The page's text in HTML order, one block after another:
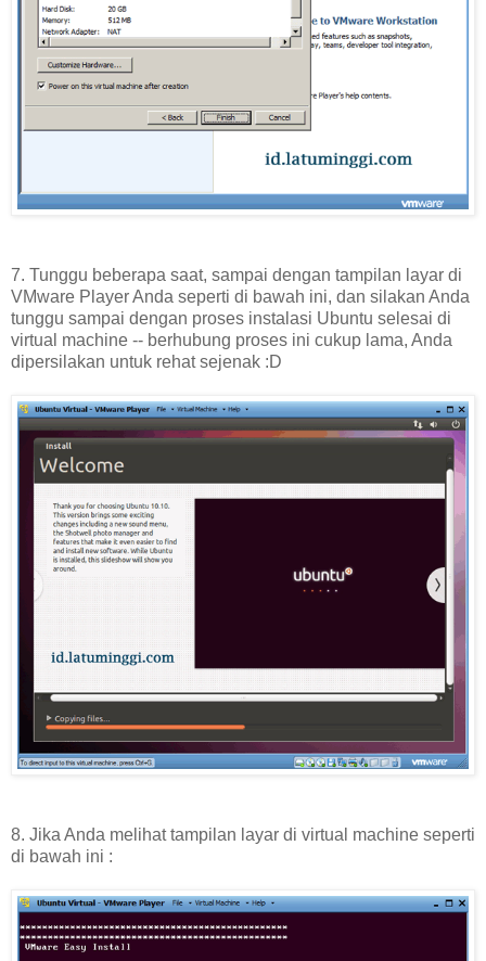
7. Tunggu beberapa saat, sampai dengan tampilan layar di
VMware Player Anda seperti di bawah ini, dan silakan Anda
tunggu sampai dengan proses instalasi Ubuntu selesai di
virtual machine -- berhubung proses ini cukup lama, Anda
dipersilakan untuk rehat sejenak :D
8. Jika Anda melihat tampilan layar di virtual machine seperti
di bawah ini :